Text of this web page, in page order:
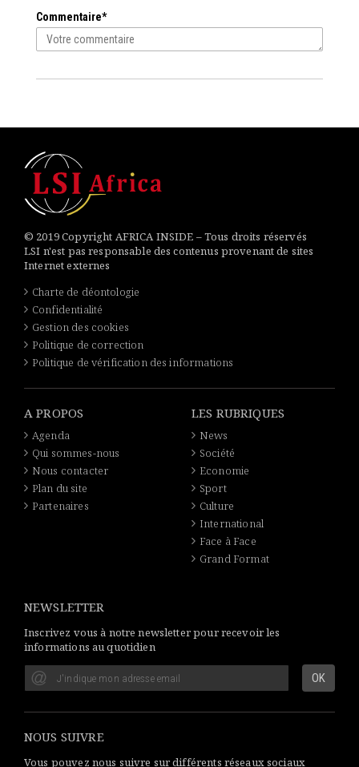
Commentaire*
© 2019 Copyright AFRICA INSIDE – Tous droits réservés
LSI n'est pas responsable des contenus provenant de sites
Internet externes
Charte de déontologie
Confidentialité
Gestion des cookies
Politique de correction
Politique de vérification des informations
A PROPOS
Agenda
Qui sommes-nous
Nous contacter
Plan du site
Partenaires
LES RUBRIQUES
News
Société
Economie
Sport
Culture
International
Face à Face
Grand Format
NEWSLETTER
Inscrivez vous à notre newsletter pour recevoir les
informations au quotidien
NOUS SUIVRE
Vous pouvez nous suivre sur différents réseaux sociaux